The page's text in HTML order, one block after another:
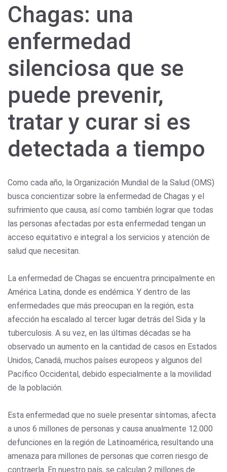
Chagas: una
enfermedad
silenciosa que se
puede prevenir,
tratar y curar si es
detectada a tiempo
Como cada año, la Organización Mundial de la Salud (OMS)
busca concientizar sobre la enfermedad de Chagas y el
sufrimiento que causa, así como también lograr que todas
las personas afectadas por esta enfermedad tengan un
acceso equitativo e integral a los servicios y atención de
salud que necesitan.
La enfermedad de Chagas se encuentra principalmente en
América Latina, donde es endémica. Y dentro de las
enfermedades que más preocupan en la región, esta
afección ha escalado al tercer lugar detrás del Sida y la
tuberculosis. A su vez, en las últimas décadas se ha
observado un aumento en la cantidad de casos en Estados
Unidos, Canadá, muchos países europeos y algunos del
Pacífico Occidental, debido especialmente a la movilidad
de la población.
Esta enfermedad que no suele presentar síntomas, afecta
a unos 6 millones de personas y causa anualmente 12.000
defunciones en la región de Latinoamérica, resultando una
amenaza para millones de personas que corren riesgo de
contraerla. En nuestro país, se calculan 2 millones de